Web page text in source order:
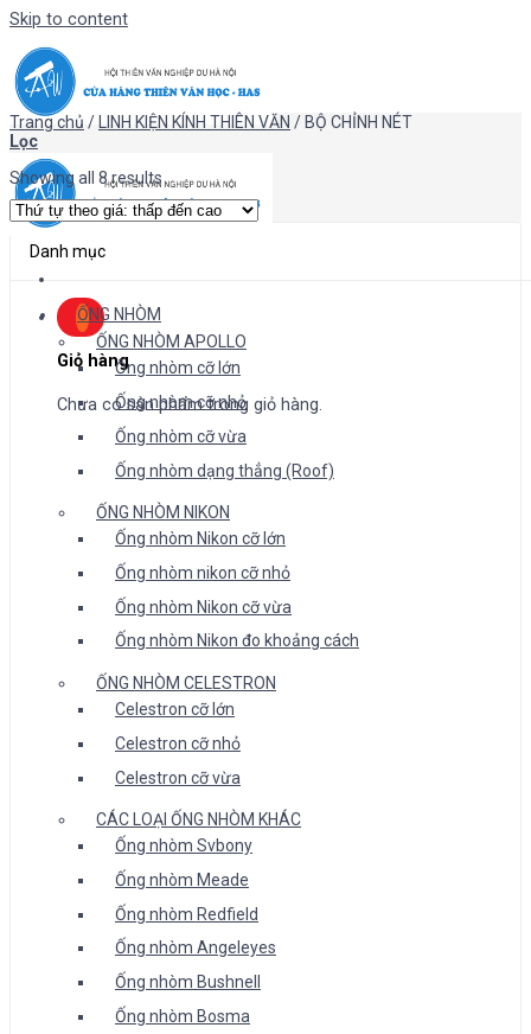
Skip to content
Giỏ hàng
Chưa có sản phẩm trong giỏ hàng.
Trang chủ / LINH KIỆN KÍNH THIÊN VĂN / BỘ CHỈNH NÉT
Lọc
Showing all 8 results
Danh mục
ỐNG NHÒM
ỐNG NHÒM APOLLO
Ống nhòm cỡ lớn
Ống nhòm cỡ nhỏ
Ống nhòm cỡ vừa
Ống nhòm dạng thẳng (Roof)
ỐNG NHÒM NIKON
Ống nhòm Nikon cỡ lớn
Ống nhòm nikon cỡ nhỏ
Ống nhòm Nikon cỡ vừa
Ống nhòm Nikon đo khoảng cách
ỐNG NHÒM CELESTRON
Celestron cỡ lớn
Celestron cỡ nhỏ
Celestron cỡ vừa
CÁC LOẠI ỐNG NHÒM KHÁC
Ống nhòm Svbony
Ống nhòm Meade
Ống nhòm Redfield
Ống nhòm Angeleyes
Ống nhòm Bushnell
Ống nhòm Bosma